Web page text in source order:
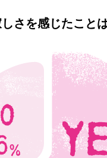
さを感じたこと